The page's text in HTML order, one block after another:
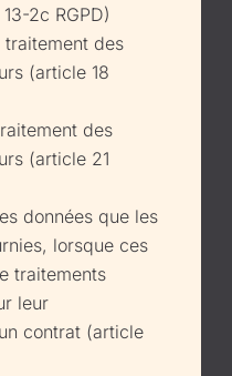
2c RGPD)
des
(article 18
des
(article 21
données que les
lorsque ces
traitements
leur
contrat (article